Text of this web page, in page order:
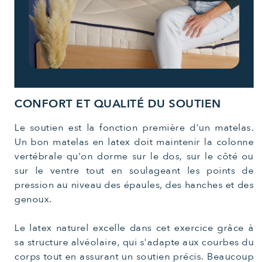
CONFORT ET QUALITÉ DU SOUTIEN
Le soutien est la fonction première d'un matelas.
Un bon matelas en latex doit maintenir la colonne
vertébrale qu'on dorme sur le dos, sur le côté ou
sur le ventre tout en soulageant les points de
pression au niveau des épaules, des hanches et des
genoux.
Le latex naturel excelle dans cet exercice grâce à
sa structure alvéolaire, qui s'adapte aux courbes du
corps tout en assurant un soutien précis. Beaucoup